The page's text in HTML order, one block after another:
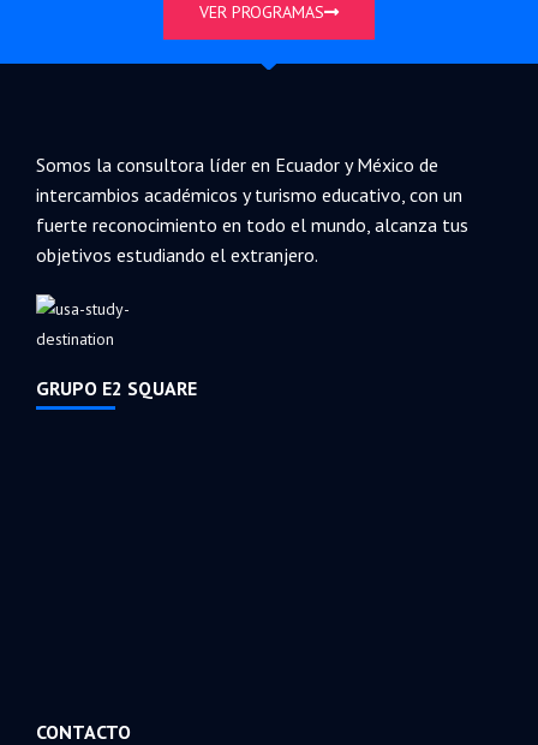
VER PROGRAMAS
Somos la consultora líder en Ecuador y México de
intercambios académicos y turismo educativo, con un
fuerte reconocimiento en todo el mundo, alcanza tus
objetivos estudiando el extranjero.
GRUPO E2 SQUARE
CONTACTO